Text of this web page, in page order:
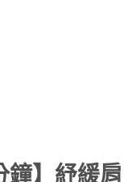
鐘】紓緩肩